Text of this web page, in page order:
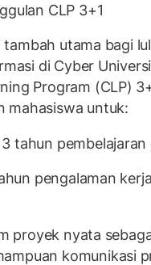
CLP 3+1
tambah utama bagi
di Cyber
Program (CLP)
mahasiswa untuk:
tahun pembelajaran
pengalaman
proyek nyata
komunikasi